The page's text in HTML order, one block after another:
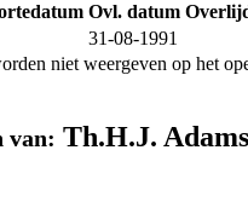
Ovl. datum
31-08-1991
niet weergeven op het
van: Th.H.J. Adams